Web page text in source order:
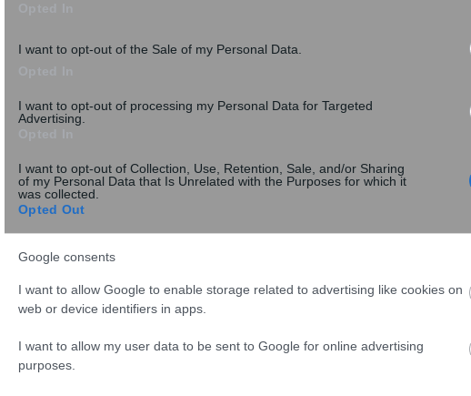
I want to opt-out of the Sale of my Personal Data.
I want to opt-out of processing my Personal Data for Targeted
Advertising.
I want to opt-out of Collection, Use, Retention, Sale, and/or Sharing
of my Personal Data that Is Unrelated with the Purposes for which it
was collected.
Opted Out
Google consents
I want to allow Google to enable storage related to advertising like cookies on
web or device identifiers in apps.
I want to allow my user data to be sent to Google for online advertising
purposes.
βουλευτές και ποια στελέχη κοινοβουλευτικών κομμάτων
πολιτικούς προορισμούς. Η ακτινογραφία των